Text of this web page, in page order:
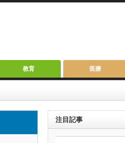
教育 医療
注目記事